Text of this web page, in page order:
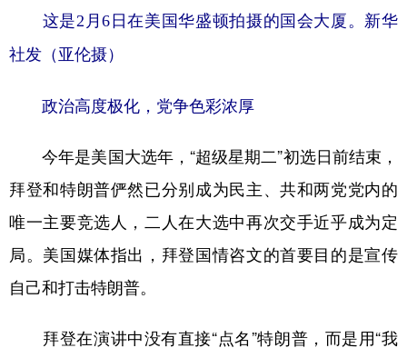
English Español Français
Русский язык 日本語 한국어
Deutsch Português
这是2月6日在美国华盛顿拍摄的国会大厦。新华
社发（亚伦摄）
政治高度极化，党争色彩浓厚
今年是美国大选年，“超级星期二”初选日前结束，
拜登和特朗普俨然已分别成为民主、共和两党党内的
唯一主要竞选人，二人在大选中再次交手近乎成为定
局。美国媒体指出，拜登国情咨文的首要目的是宣传
自己和打击特朗普。
拜登在演讲中没有直接“点名”特朗普，而是用“我